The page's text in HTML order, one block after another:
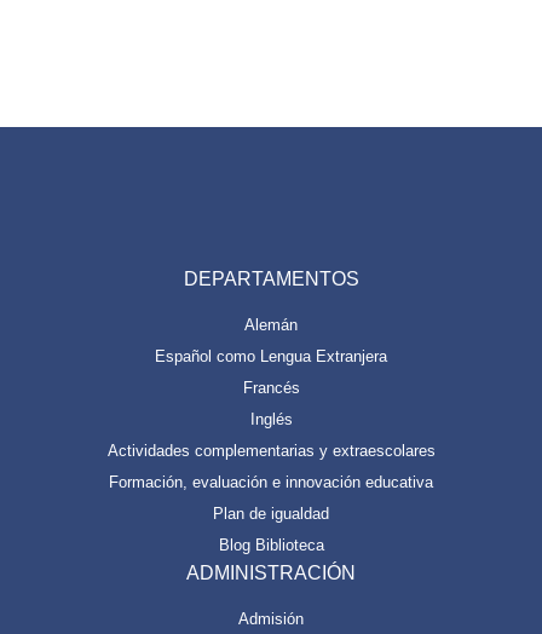
DEPARTAMENTOS
Alemán
Español como Lengua Extranjera
Francés
Inglés
Actividades complementarias y extraescolares
Formación, evaluación e innovación educativa
Plan de igualdad
Blog Biblioteca
ADMINISTRACIÓN
Admisión